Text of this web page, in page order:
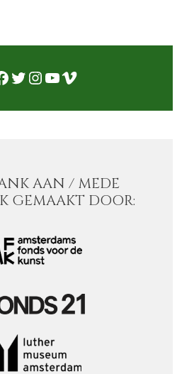
Twitter
Instagram
YouTube
Vimeo
AAN / MEDE
GEMAAKT DOOR: